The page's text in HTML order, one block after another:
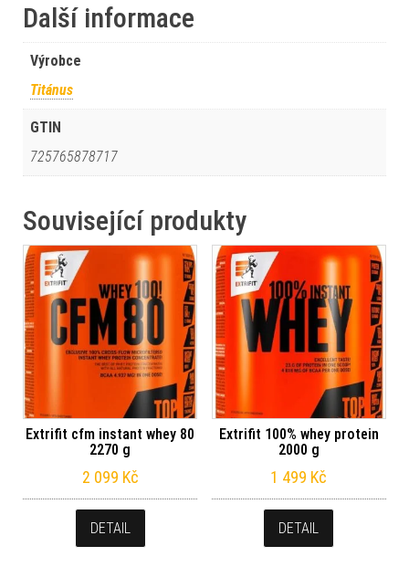
Další informace
Výrobce
Titánus
GTIN
725765878717
Související produkty
Extrifit cfm instant whey 80
2270 g
2 099 Kč
DETAIL
Extrifit 100% whey protein
2000 g
1 499 Kč
DETAIL